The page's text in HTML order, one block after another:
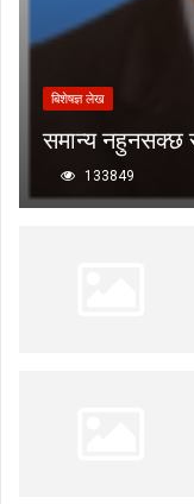
बिशेषज्ञ लेख
समान्य नहुनसक्छ
133849